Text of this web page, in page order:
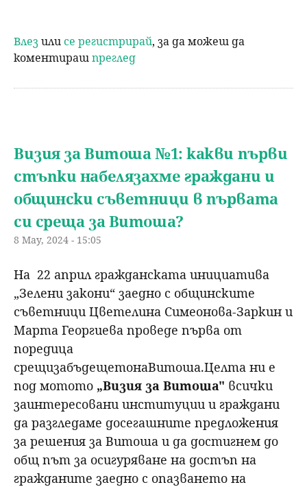
Влезили се регистрирай, за да можеш да
коментирашпреглед
Визия за Витоша №1: какви първи
стъпки набелязахме граждани и
общински съветници в първата
си среща за Витоша?
8 May, 2024 - 15:05
На 22 април гражданската инициатива
„Зелени закони“ заедно с общинските
съветници Цветелина Симеонова-Заркин и
Марта Георгиева проведе първа от
поредица
срещизабъдещетонаВитоша.Целта ни е
под мотото „Визия за Витоша" всички
заинтересовани институции и граждани
да разгледаме досегашните предложения
за решения за Витоша и да достигнем до
общ път за осигуряване на достъп на
гражданите заедно с опазването на